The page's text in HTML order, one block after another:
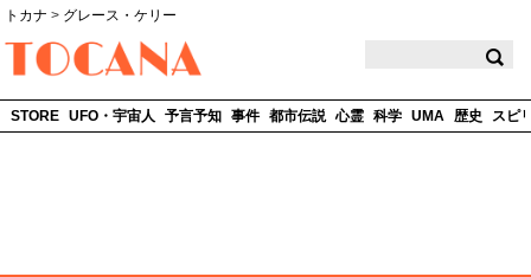
トカナ > グレース・ケリー
STORE UFO・宇宙人 予言予知 事件 都市伝説 心霊 科学 UMA 歴史 スピ